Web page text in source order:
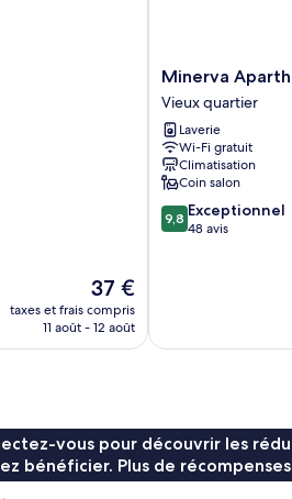
Le
nouveau
prix
37 €
taxes et frais compris
11 août - 12 août
Minerva
Aparthotel
Hanoi
Vieux
quartier
Minerva
Vieux quartier
Laverie
Wi-Fi gratuit
Climatisation
Coin salon
9.8
sur
9,8 Exceptionnel
48 avis
vous pour découvrir les
bénéficier. Plus de